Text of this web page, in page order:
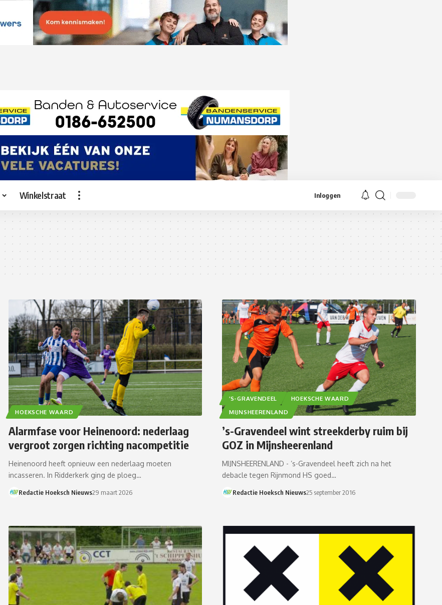
Winkelstraat Inloggen
HOEKSCHE WAARD
Alarmfase voor Heinenoord: nederlaag
vergroot zorgen richting nacompetitie
Heinenoord heeft opnieuw een nederlaag moeten
incasseren. In Ridderkerk ging de ploeg…
Redactie Hoeksch Nieuws29 maart 2026
’S-GRAVENDEEL
HOEKSCHE WAARD
MIJNSHEERENLAND
’s-Gravendeel wint streekderby ruim bij
GOZ in Mijnsheerenland
MIJNSHEERENLAND - ’s-Gravendeel heeft zich na het
debacle tegen Rijnmond HS goed…
Redactie Hoeksch Nieuws25 september 2016